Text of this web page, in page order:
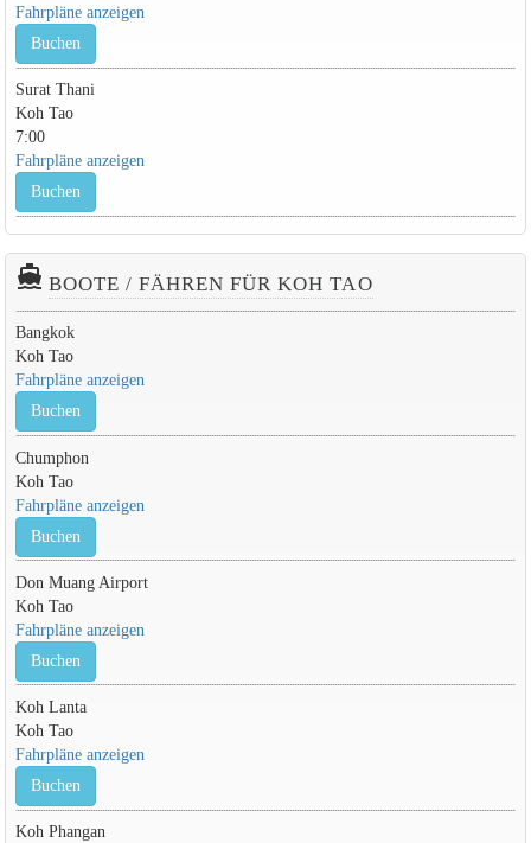
Fahrpläne anzeigen
Buchen
Surat Thani
Koh Tao
7:00
Fahrpläne anzeigen
Buchen
directions_boat BOOTE / FÄHREN FÜR KOH TAO
Bangkok
Koh Tao
Fahrpläne anzeigen
Buchen
Chumphon
Koh Tao
Fahrpläne anzeigen
Buchen
Don Muang Airport
Koh Tao
Fahrpläne anzeigen
Buchen
Koh Lanta
Koh Tao
Fahrpläne anzeigen
Buchen
Koh Phangan